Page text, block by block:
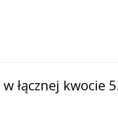
łącznej kwocie